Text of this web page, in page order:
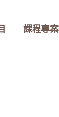
課程專案